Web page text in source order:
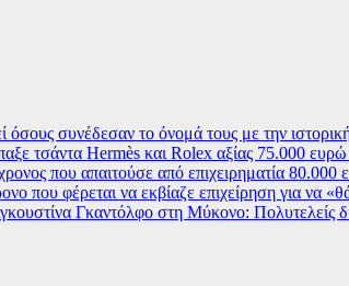
συνέδεσαν το όνομά τους με την
τσάντα Hermès και Rolex αξίας 75.000
που απαιτούσε από επιχειρηματία 80.000
που φέρεται να εκβίαζε επιχείρηση για να
Γκαντόλφο στη Μύκονο: Πολυτελείς